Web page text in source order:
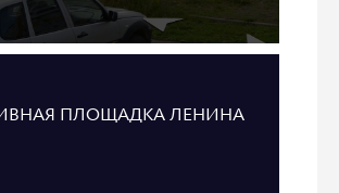
ПЛОЩАДКА ЛЕНИНА